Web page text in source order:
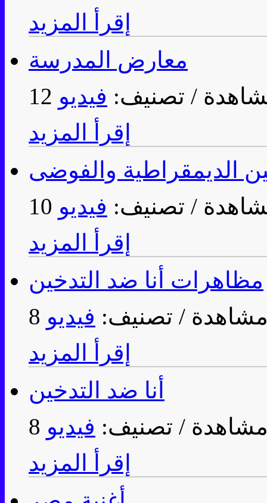
إقرأ المزيد
معارض المدرسة
/ تصنيف: فيديو
إقرأ المزيد
الديمقراطية والفوضى
/ تصنيف: فيديو
إقرأ المزيد
مظاهرات أنا ضد التدخين
/ تصنيف: فيديو
إقرأ المزيد
أنا ضد التدخين
/ تصنيف: فيديو
إقرأ المزيد